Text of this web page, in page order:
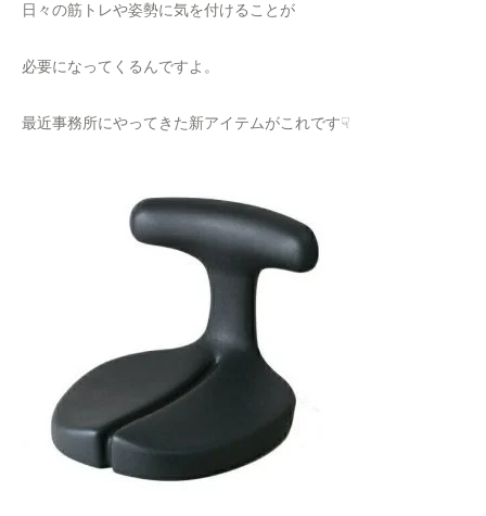
日々の筋トレや姿勢に気を付けることが
必要になってくるんですよ。
最近事務所にやってきた新アイテムがこれです☟